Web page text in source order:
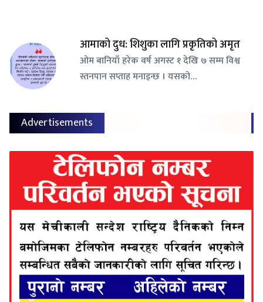
आमाको दुध: शिशुका लागि प्रकृतिको अमृत
ओम बानियाँ हरेक वर्ष अगस्ट १ देखि ७ सम्म विश्व
स्तनपान सप्ताह मनाइन्छ । यसको…
Advertisements